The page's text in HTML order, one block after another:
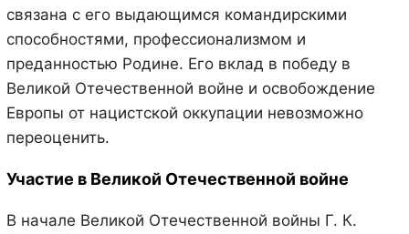
связана с его выдающимся командирскими
способностями, профессионализмом и
преданностью Родине. Его вклад в победу в
Великой Отечественной войне и освобождение
Европы от нацистской оккупации невозможно
переоценить.
Участие в Великой Отечественной войне
В начале Великой Отечественной войны Г. К.